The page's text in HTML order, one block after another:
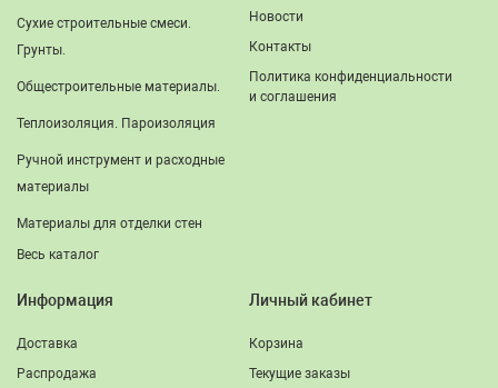
Сухие строительные смеси.
Грунты.
Общестроительные материалы.
Теплоизоляция. Пароизоляция
Ручной инструмент и расходные
материалы
Материалы для отделки стен
Весь каталог
Новости
Контакты
Политика конфиденциальности
и соглашения
Информация
Доставка
Распродажа
Личный кабинет
Корзина
Текущие заказы